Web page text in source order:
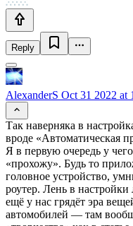
Reply
AlexanderS Oct 31 2022 at
Так наверняка в
вроде «Автоматическая
Я в первую очередь у
«прохожу». Будь то
головное устройство,
роутер. Лень в
ещё у нас грядёт эра
автомобилей — там